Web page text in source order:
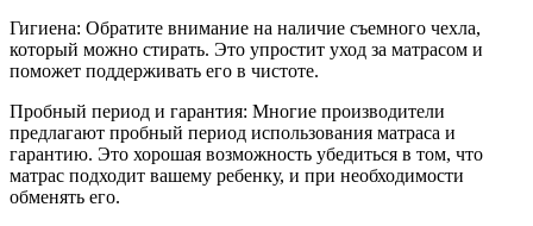
Гигиена: Обратите внимание на наличие съемного чехла,
который можно стирать. Это упростит уход за матрасом и
поможет поддерживать его в чистоте.
Пробный период и гарантия: Многие производители
предлагают пробный период использования матраса и
гарантию. Это хорошая возможность убедиться в том, что
матрас подходит вашему ребенку, и при необходимости
обменять его.